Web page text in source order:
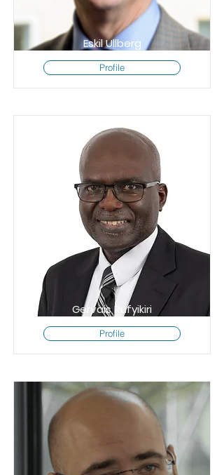
Eskil Ullberg
Profile
Gervais Rufyikiri
Profile